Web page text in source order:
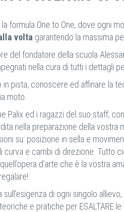
la formula One to One, dove ogni
volta garantendo la massima
del fondatore della scuola
nella cura di tutti i dettagli
pista, conoscere ed affinare la
moto.
Palix ed i ragazzi del suo staff,
nella preparazione della vostra
su: posizione in sella e
e cambi di direzione. Tutto
d’arte che è la vostra
di ogni singolo
e pratiche per ESALTARE le